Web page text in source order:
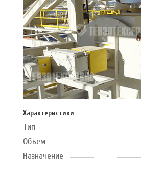
Характеристики
Тип
Объем
Назначение